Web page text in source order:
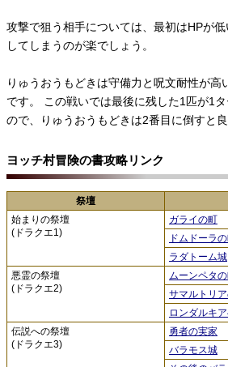
攻撃で狙う相手については、最初はHPが
してしまうのが楽でしょう。
りゅうおうもどきは守備力と呪文耐性が高
です。 この戦いでは最後に残した1匹が1
ので、りゅうおうもどきは2番目に倒すと良
ヨッチ村冒険の書攻略リンク
祭壇
始まりの祭壇
(ドラクエ1)
ガライの町
ドムドーラ
ラダトーム城
悪霊の祭壇
(ドラクエ2)
ムーンペタ
サマルトリ
ロンダルキ
伝説への祭壇
(ドラクエ3)
勇者の実家
バラモス城